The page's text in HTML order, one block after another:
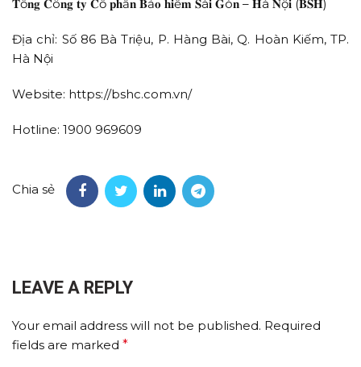
𝐓ổ𝐧𝐠 𝐂ô𝐧𝐠 𝐭𝐲 𝐂ổ 𝐩𝐡ầ𝐧 𝐁ả𝐨 𝐡𝐢ể𝐦 𝐒à𝐢 𝐆ò𝐧 – 𝐇à 𝐍ộ𝐢 (𝐁𝐒𝐇)
Địa chỉ: Số 86 Bà Triệu, P. Hàng Bài, Q. Hoàn Kiếm, TP.
Hà Nội
Website: https://bshc.com.vn/
Hotline: 1900 969609
Chia sẻ
LEAVE A REPLY
Your email address will not be published. Required
fields are marked *